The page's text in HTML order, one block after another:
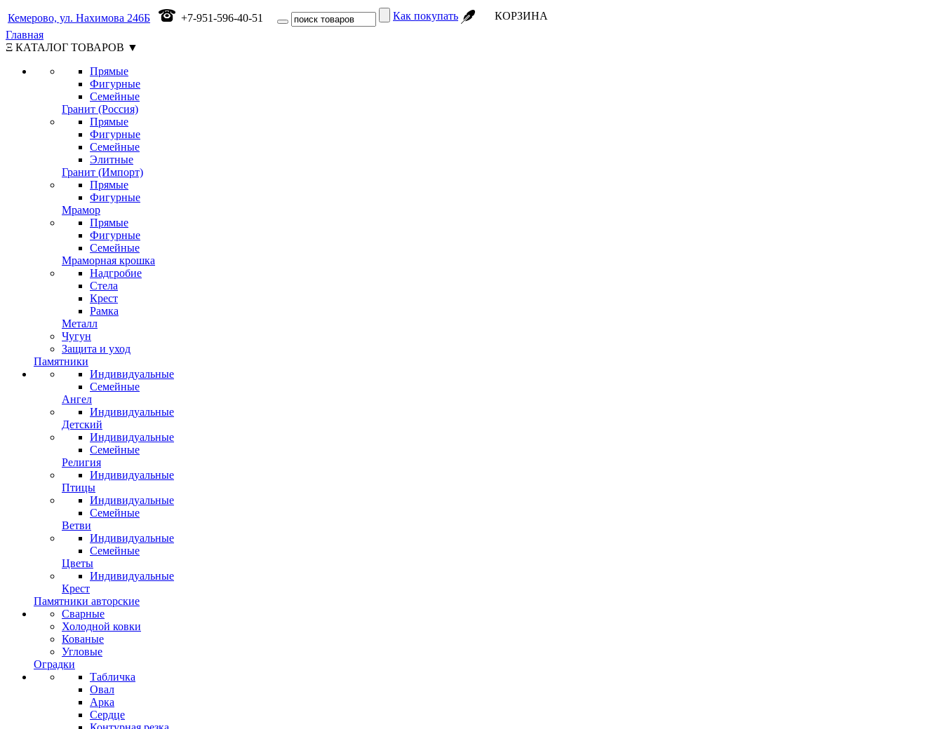
Кемерово, ул. Нахимова 246Б +7-951-596-40-51 Как покупать
КОРЗИНА
Главная
Ξ КАТАЛОГ ТОВАРОВ ▼
Прямые
Фигурные
Семейные
Гранит (Россия)
Прямые
Фигурные
Семейные
Элитные
Гранит (Импорт)
Прямые
Фигурные
Мрамор
Прямые
Фигурные
Семейные
Мраморная крошка
Надгробие
Стела
Крест
Рамка
Металл
Чугун
Защита и уход
Памятники
Индивидуальные
Семейные
Ангел
Индивидуальные
Детский
Индивидуальные
Семейные
Религия
Индивидуальные
Птицы
Индивидуальные
Семейные
Ветви
Индивидуальные
Семейные
Цветы
Индивидуальные
Крест
Памятники авторские
Сварные
Холодной ковки
Кованые
Угловые
Оградки
Табличка
Овал
Арка
Сердце